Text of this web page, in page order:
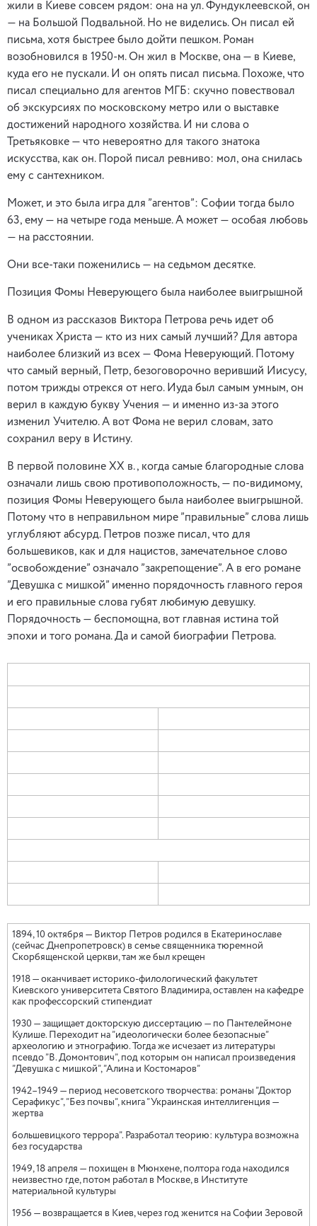
жили в Киеве совсем рядом: она на ул. Фундуклеевской, он
— на Большой Подвальной. Но не виделись. Он писал ей
письма, хотя быстрее было дойти пешком. Роман
возобновился в 1950-м. Он жил в Москве, она — в Киеве,
куда его не пускали. И он опять писал письма. Похоже, что
писал специально для агентов МГБ: скучно повествовал
об экскурсиях по московскому метро или о выставке
достижений народного хозяйства. И ни слова о
Третьяковке — что невероятно для такого знатока
искусства, как он. Порой писал ревниво: мол, она снилась
ему с сантехником.
Может, и это была игра для ”агентов”: Софии тогда было
63, ему — на четыре года меньше. А может — особая любовь
— на расстоянии.
Они все-таки поженились — на седьмом десятке.
Позиция Фомы Неверующего была наиболее выигрышной
В одном из рассказов Виктора Петрова речь идет об
учениках Христа — кто из них самый лучший? Для автора
наиболее близкий из всех — Фома Неверующий. Потому
что самый верный, Петр, безоговорочно веривший Иисусу,
потом трижды отрекся от него. Иуда был самым умным, он
верил в каждую букву Учения — и именно из-за этого
изменил Учителю. А вот Фома не верил словам, зато
сохранил веру в Истину.
В первой половине ХХ в., когда самые благородные слова
означали лишь свою противоположность, — по-видимому,
позиция Фомы Неверующего была наиболее выигрышной.
Потому что в неправильном мире ”правильные” слова лишь
углубляют абсурд. Петров позже писал, что для
большевиков, как и для нацистов, замечательное слово
”освобождение” означало ”закрепощение”. А в его романе
”Девушка с мишкой” именно порядочность главного героя
и его правильные слова губят любимую девушку.
Порядочность — беспомощна, вот главная истина той
эпохи и того романа. Да и самой биографии Петрова.
1894, 10 октября — Виктор Петров родился в Екатеринославе
(сейчас Днепропетровск) в семье священника тюремной
Скорбященской церкви, там же был крещен
1918 — оканчивает историко-филологический факультет
Киевского университета Святого Владимира, оставлен на кафедре
как профессорский стипендиат
1930 — защищает докторскую диссертацию — по Пантелеймоне
Кулише. Переходит на ”идеологически более безопасные”
археологию и этнографию. Тогда же исчезает из литературы
псевдо ”В. Домонтович”, под которым он написал произведения
”Девушка с мишкой”, ”Алина и Костомаров”
1942–1949 — период несоветского творчества: романы ”Доктор
Серафикус”, ”Без почвы”, книга ”Украинская интеллигенция —
жертва
большевицкого террора”. Разработал теорию: культура возможна
без государства
1949, 18 апреля — похищен в Мюнхене, полтора года находился
неизвестно где, потом работал в Москве, в Институте
материальной культуры
1956 — возвращается в Киев, через год женится на Софии Зеровой